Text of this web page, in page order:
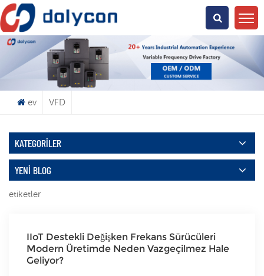
Ne Arıyorsun?
ev VFD
KATEGORILER
YENI BLOG
etiketler
IIoT Destekli Değişken Frekans Sürücüleri
Modern Üretimde Neden Vazgeçilmez Hale
Geliyor?